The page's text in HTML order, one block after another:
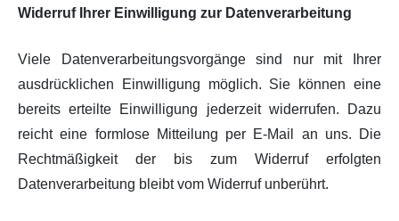
Widerruf Ihrer Einwilligung zur Datenverarbeitung
Viele Datenverarbeitungsvorgänge sind nur mit Ihrer
ausdrücklichen Einwilligung möglich. Sie können eine
bereits erteilte Einwilligung jederzeit widerrufen. Dazu
reicht eine formlose Mitteilung per E-Mail an uns. Die
Rechtmäßigkeit der bis zum Widerruf erfolgten
Datenverarbeitung bleibt vom Widerruf unberührt.